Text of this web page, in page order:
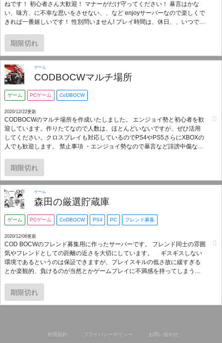
ねです！ 初心者さん大歓迎！ マナーがだけ守ってください！ 暴言はかな
い、味方、に不幸な思いをさせない、、など enjoyサーバーなので楽しくで
きれば一番嬉しいです！ 性別問いません! プレイ時間は、休日、、いつで
ょう！ サーバーで待ってます！
期限切れ
ゲーム
CODBOCWマルチ場所
ゲーム PCゲーム CoDBOCW
2020/12/22更新
CODBOCWのマルチ場所を作成いたしました。 エンジョイ勢と初心者を歓
迎しています。作りたてなので人数は、ほとんどいないですが、ぜひ活用
してください。クロスプレイも対応しているのでPS4やPS5さらにXBOXの
人でも歓迎します。 禁止事項 ・エンジョイ勢なので暴言など誹謗中傷な事
さい。 ・相手に不快な思いなどする発言をおやめください。 ・初めての方
にはできる限り敬語でお願いします 以上の事を守れる方ぜひ歓迎していま
す。よろしくお願いします
期限切れ
ゲーム
森田の厳選貯蔵庫
ゲーム PCゲーム CoDBOCW PS4 PC フレンド募集
2020/12/06更新
COD BOCWのフレンド募集用に作ったサーバーです。 フレンド同士の雰囲
気やフレンドとしての距離の近さを大切にしています。 ギスギスしない
環境であるというのは保証できますが、プレイスキルの低さ故に緩すぎる
とか楽観的、負けるのが当然とかゲームプレイに不満感を持ってしまうこ
イスキル等々で上からものを言う浅はかではない人。 コミュニティーを大
切にできる人。 現在2020/12/06 PC1名 PS4名のためクロスプレイサーバ
ーでゲームをプレイしています
期限切れ
利用規約 プライバシーポリシー お問い合わせ